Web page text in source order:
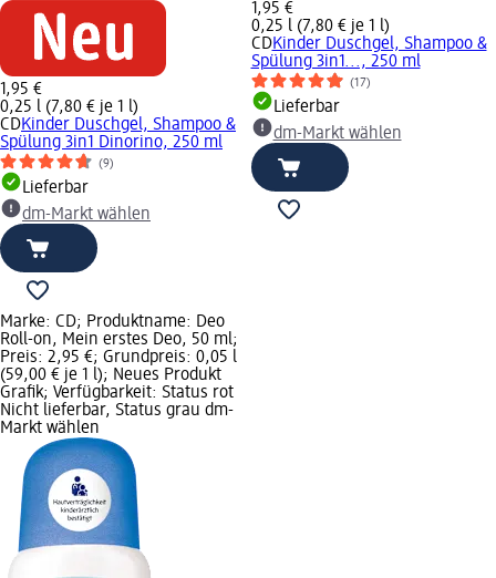
1,95 €
0,25 l (7,80 € je 1 l)
CDKinder Duschgel, Shampoo &
Spülung 3in1 Dinorino, 250 ml
(9)
Lieferbar
dm-Markt wählen
1,95 €
0,25 l (7,80 € je 1 l)
CDKinder Duschgel, Shampoo &
Spülung 3in1..., 250 ml
(17)
Lieferbar
dm-Markt wählen
Marke: CD; Produktname: Deo
Roll-on, Mein erstes Deo, 50 ml;
Preis: 2,95 €; Grundpreis: 0,05 l
(59,00 € je 1 l); Neues Produkt
Grafik; Verfügbarkeit: Status rot
Nicht lieferbar, Status grau dm-
Markt wählen